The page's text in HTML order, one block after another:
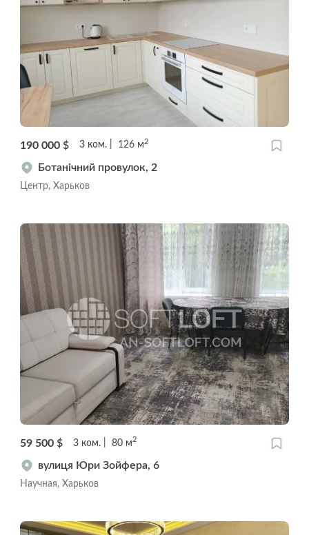
190 000 $ 3 ком. 126 м 2
Ботанічний провулок, 2
Центр, Харьков
59 500 $ 3 ком. 80 м2
вулиця Юри Зойфера, 6
Научная, Харьков